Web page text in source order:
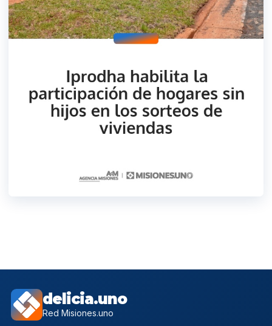
delicia.uno
Red Misiones.uno